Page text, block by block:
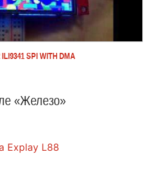
SPI WITH DMA
«Железо»
Explay L88